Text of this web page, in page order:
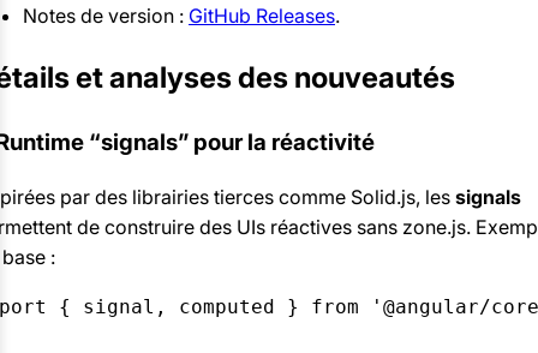
Notes de version : GitHub Releases.
et analyses des nouveautés
“signals” pour la réactivité
par des librairies tierces comme Solid.js, les signals
de construire des UIs réactives sans zone.js.
:
{ signal, computed } from '@angular/